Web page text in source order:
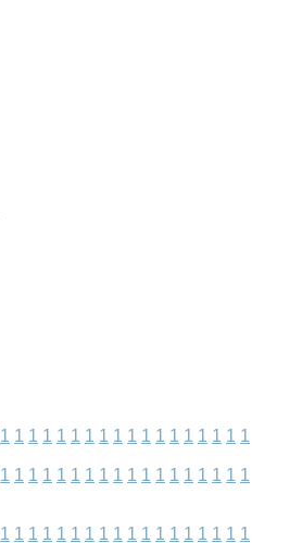
1 1 1 1 1 1 1 1 1 1 1 1 1 1 1 1 1 1
1 1 1 1 1 1 1 1 1 1 1 1 1 1 1 1 1 1
1 1 1 1 1 1 1 1 1 1 1 1 1 1 1 1 1 1